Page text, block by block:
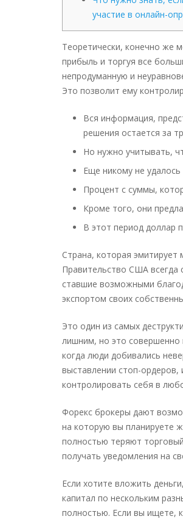
участие в онлайн-
Теоретически, конечно же
прибыль и торгуя все
непродуманную и
Это позволит ему
Вся информация,
решения остается за
Но нужно учитывать,
Еще никому не
Процент с суммы,
Кроме того, они
В этот период доллар
Страна, которая
Правительство США всегда
ставшие возможными
экспортом своих
Это один из самых
лишним, но это
когда люди добивались
выставлении стоп-
контролировать себя в
Форекс брокеры дают
на которую вы планируете
полностью теряют
получать уведомления на
Если хотите вложить
капитал по нескольким
полностью. Если вы ищете,